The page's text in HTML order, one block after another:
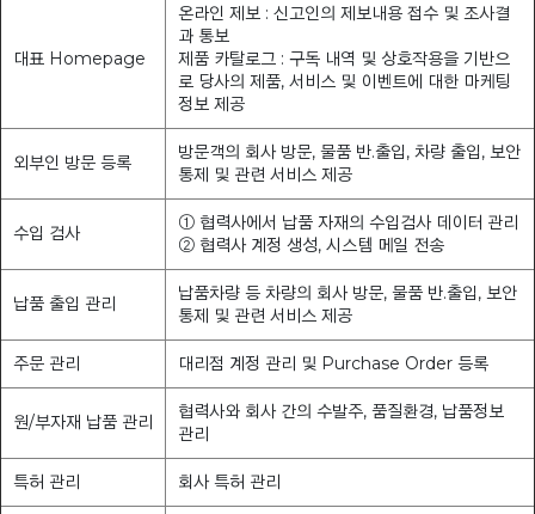
대표 Homepage
온라인 제보 : 신고인의 제보내용 접수 및 조사결
과 통보
제품 카탈로그 : 구독 내역 및 상호작용을 기반으
로 당사의 제품, 서비스 및 이벤트에 대한 마케팅
정보 제공
외부인 방문 등록
방문객의 회사 방문, 물품 반.출입, 차량 출입, 보안
통제 및 관련 서비스 제공
수입 검사
① 협력사에서 납품 자재의 수입검사 데이터 관리
② 협력사 계정 생성, 시스템 메일 전송
납품 출입 관리
납품차량 등 차량의 회사 방문, 물품 반.출입, 보안
통제 및 관련 서비스 제공
주문 관리 대리점 계정 관리 및 Purchase Order 등록
원/부자재 납품 관리
협력사와 회사 간의 수발주, 품질환경, 납품정보
관리
특허 관리 회사 특허 관리